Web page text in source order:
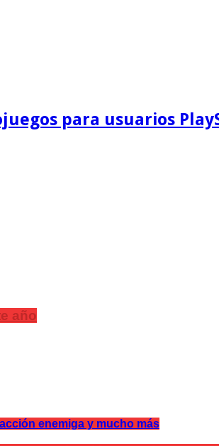
para usuarios
año